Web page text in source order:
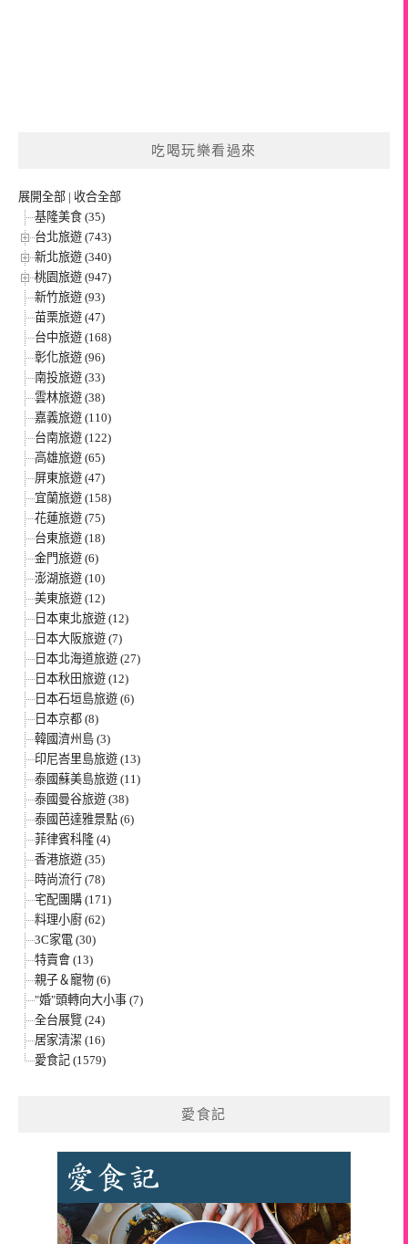
吃喝玩樂看過來
展開全部 | 收合全部
基隆美食 (35)
台北旅遊 (743)
新北旅遊 (340)
桃園旅遊 (947)
新竹旅遊 (93)
苗栗旅遊 (47)
台中旅遊 (168)
彰化旅遊 (96)
南投旅遊 (33)
雲林旅遊 (38)
嘉義旅遊 (110)
台南旅遊 (122)
高雄旅遊 (65)
屏東旅遊 (47)
宜蘭旅遊 (158)
花蓮旅遊 (75)
台東旅遊 (18)
金門旅遊 (6)
澎湖旅遊 (10)
美東旅遊 (12)
日本東北旅遊 (12)
日本大阪旅遊 (7)
日本北海道旅遊 (27)
日本秋田旅遊 (12)
日本石垣島旅遊 (6)
日本京都 (8)
韓國濟州島 (3)
印尼峇里島旅遊 (13)
泰國蘇美島旅遊 (11)
泰國曼谷旅遊 (38)
泰國芭達雅景點 (6)
菲律賓科隆 (4)
香港旅遊 (35)
時尚流行 (78)
宅配團購 (171)
料理小廚 (62)
3C家電 (30)
特賣會 (13)
親子＆寵物 (6)
"婚"頭轉向大小事 (7)
全台展覽 (24)
居家清潔 (16)
愛食記 (1579)
愛食記